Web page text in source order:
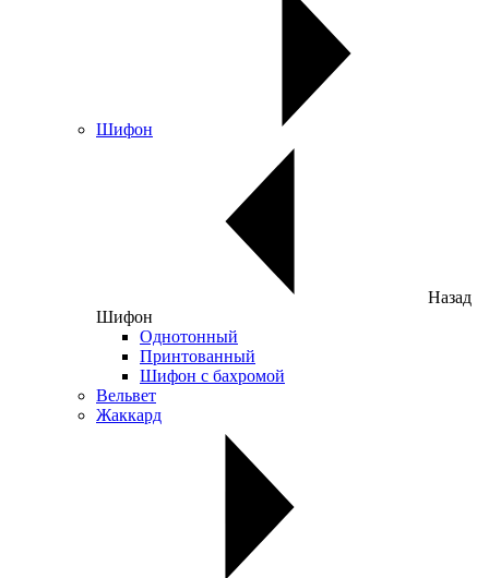
Шифон
Назад
Шифон
Однотонный
Принтованный
Шифон с бахромой
Вельвет
Жаккард